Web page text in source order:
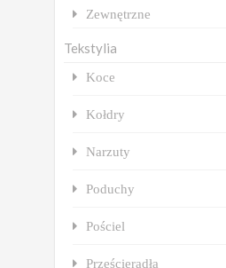
Zewnętrzne
Tekstylia
Koce
Kołdry
Narzuty
Poduchy
Pościel
Prześcieradła